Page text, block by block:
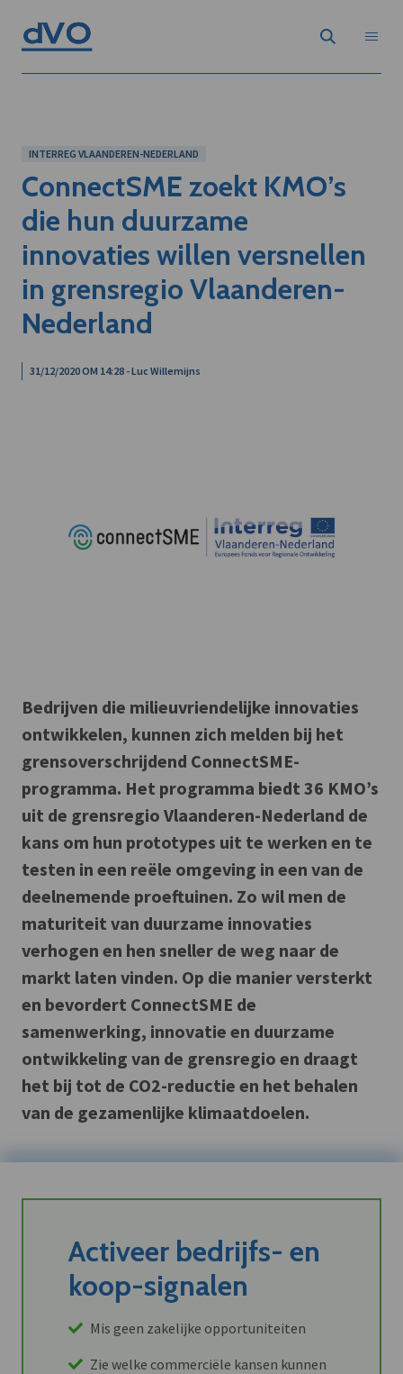
INTERREG VLAANDEREN-NEDERLAND
ConnectSME zoekt KMO’s
die hun duurzame
innovaties willen versnellen
in grensregio Vlaanderen-
Nederland
31/12/2020 OM 14:28 - Luc Willemijns
Bedrijven die milieuvriendelijke innovaties
ontwikkelen, kunnen zich melden bij het
grensoverschrijdend ConnectSME-
programma. Het programma biedt 36 KMO’s
uit de grensregio Vlaanderen-Nederland de
kans om hun prototypes uit te werken en te
testen in een reële omgeving in een van de
deelnemende proeftuinen. Zo wil men de
maturiteit van duurzame innovaties
verhogen en hen sneller de weg naar de
markt laten vinden. Op die manier versterkt
en bevordert ConnectSME de
samenwerking, innovatie en duurzame
ontwikkeling van de grensregio en draagt
het bij tot de CO2-reductie en het behalen
van de gezamenlijke klimaatdoelen.
Activeer bedrijfs- en
koop-signalen
Mis geen zakelijke opportuniteiten
Zie welke commerciële kansen kunnen